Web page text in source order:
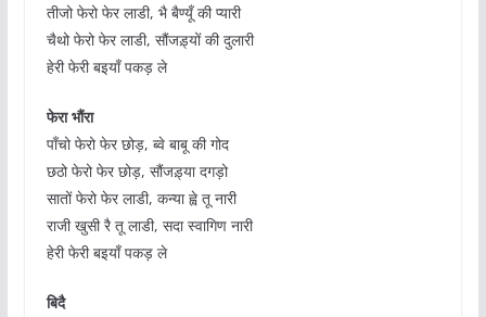
तीजो फेरो फेर लाडी, भै बैण्यूँ की प्यारी
चैथो फेरो फेर लाडी, सौंजड़्यों की दुलारी
हेरी फेरी बइयाँ पकड़ ले
फेरा भौंरा
पाँचो फेरो फेर छोड़, ब्वे बाबू की गोद
छठो फेरो फेर छोड़, सौंजड़्या दगड़ो
सातों फेरो फेर लाडी, कन्या ह्वे तू नारी
राजी खुसी रै तू लाडी, सदा स्वागिण नारी
हेरी फेरी बइयाँ पकड़ ले
बिदै